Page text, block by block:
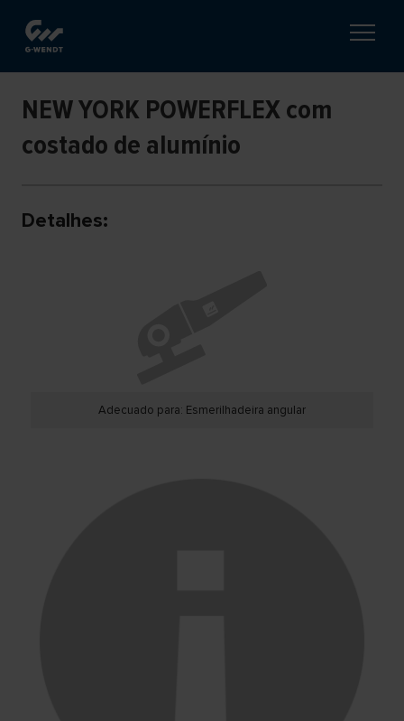
NEW YORK POWERFLEX com
costado de alumínio
Detalhes:
Adecuado para: Esmerilhadeira angular